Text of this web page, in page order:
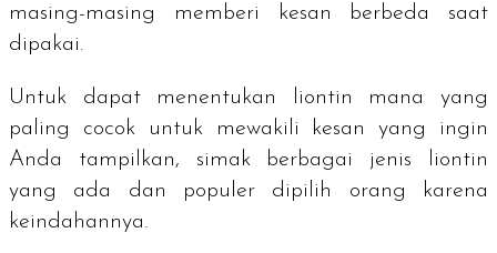
masing-masing memberi kesan berbeda saat
dipakai.
Untuk dapat menentukan liontin mana yang
paling cocok untuk mewakili kesan yang ingin
Anda tampilkan, simak berbagai jenis liontin
yang ada dan populer dipilih orang karena
keindahannya.